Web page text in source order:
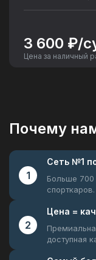
3 600 ₽/
Цена за наличный
Почему
1
Сеть №1
Больше
спорткаров.
2
Цена =
доступная